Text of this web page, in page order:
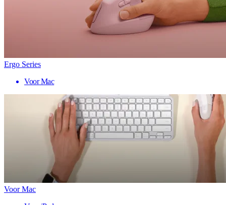
Ergo Series
Voor Mac
Voor Mac